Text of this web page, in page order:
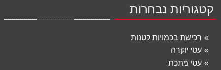
קטגוריות נבחרות
רכישת בכמויות קטנות
עטי יוקרה
עטי מתכת